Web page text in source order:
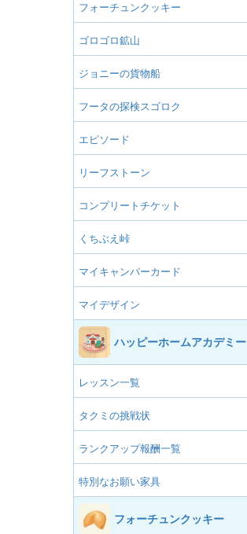
フォーチュンクッキー
ゴロゴロ鉱山
ジョニーの貨物船
フータの探検スゴロク
エピソード
リーフストーン
コンプリートチケット
くちぶえ峠
マイキャンパーカード
マイデザイン
ハッピーホームアカデミー
レッスン一覧
タクミの挑戦状
ランクアップ報酬一覧
特別なお願い家具
フォーチュンクッキー